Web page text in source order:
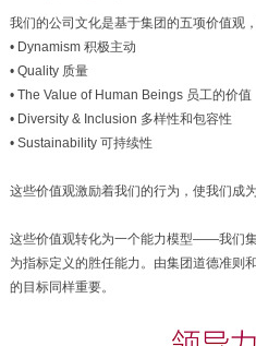
我们的公司文化是基于集团的五项价值观
• Dynamism 积极主动
• Quality 质量
• The Value of Human Beings 员工的价值
• Diversity & Inclusion 多样性和包容性
• Sustainability 可持续性
这些价值观激励着我们的行为，使我们成
这些价值观转化为一个能力模型——我们
为指标定义的胜任能力。由集团道德准则
的目标同样重要。